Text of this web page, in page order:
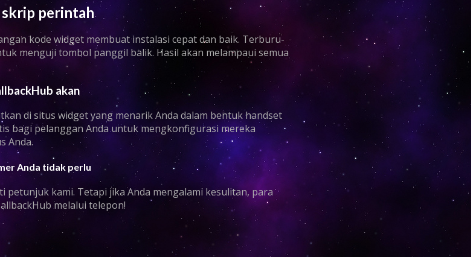
perintah
kode widget membuat instalasi cepat dan baik. Terburu-
menguji tombol panggil balik. Hasil akan melampaui semua
akan
di situs widget yang menarik Anda dalam bentuk handset
bagi pelanggan Anda untuk mengkonfigurasi mereka
Anda.
Anda tidak perlu
petunjuk kami. Tetapi jika Anda mengalami kesulitan, para
melalui telepon!